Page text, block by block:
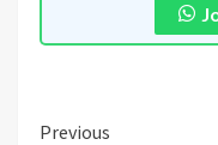
Previous